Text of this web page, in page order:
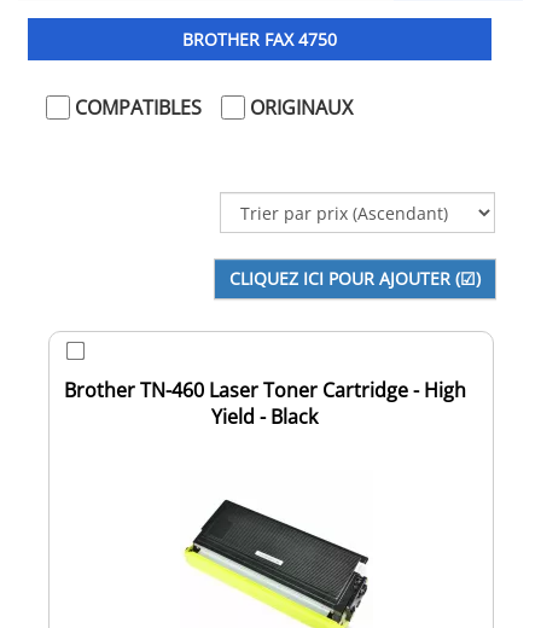
BROTHER FAX 4750
COMPATIBLES ORIGINAUX
Brother TN-460 Laser Toner Cartridge - High
Yield - Black